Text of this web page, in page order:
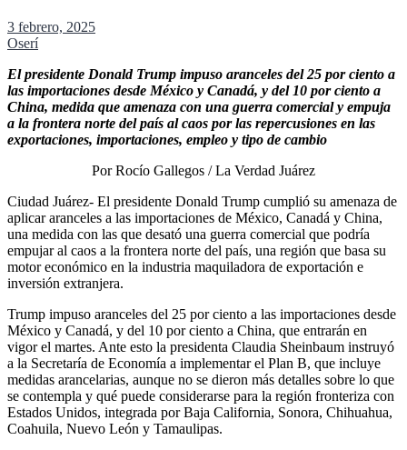
3 febrero, 2025
Oserí
El presidente Donald Trump impuso aranceles del 25 por ciento a
las importaciones desde México y Canadá, y del 10 por ciento a
China, medida que amenaza con una guerra comercial y empuja
a la frontera norte del país al caos por las repercusiones en las
exportaciones, importaciones, empleo y tipo de cambio
Por Rocío Gallegos / La Verdad Juárez
Ciudad Juárez- El presidente Donald Trump cumplió su amenaza de
aplicar aranceles a las importaciones de México, Canadá y China,
una medida con las que desató una guerra comercial que podría
empujar al caos a la frontera norte del país, una región que basa su
motor económico en la industria maquiladora de exportación e
inversión extranjera.
Trump impuso aranceles del 25 por ciento a las importaciones desde
México y Canadá, y del 10 por ciento a China, que entrarán en
vigor el martes. Ante esto la presidenta Claudia Sheinbaum instruyó
a la Secretaría de Economía a implementar el Plan B, que incluye
medidas arancelarias, aunque no se dieron más detalles sobre lo que
se contempla y qué puede considerarse para la región fronteriza con
Estados Unidos, integrada por Baja California, Sonora, Chihuahua,
Coahuila, Nuevo León y Tamaulipas.